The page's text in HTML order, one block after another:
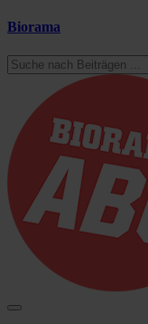
Biorama